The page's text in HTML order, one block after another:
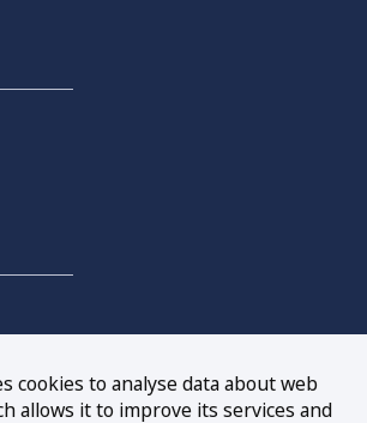
cookies to analyse data about web
allows it to improve its services and